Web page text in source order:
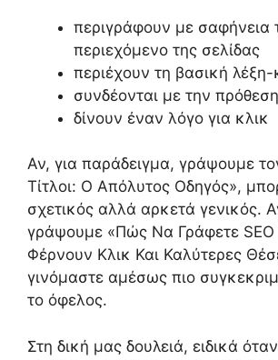
περιγράφουν με σαφήνεια
περιεχόμενο της σελίδας
περιέχουν τη βασική λέξη-
συνδέονται με την
δίνουν έναν λόγο για κλικ
Αν, για παράδειγμα, γράψουμε
Τίτλοι: Ο Απόλυτος Οδηγός»,
σχετικός αλλά αρκετά γενικός.
γράψουμε «Πώς Να Γράφετε SEO
Φέρνουν Κλικ Και Καλύτερες
γινόμαστε αμέσως πιο
το όφελος.
Στη δική μας δουλειά, ειδικά